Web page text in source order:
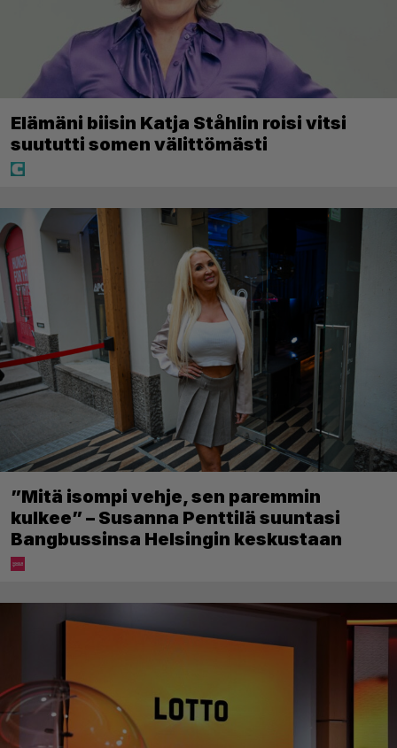
Elämäni biisin Katja Ståhlin roisi vitsi
suututti somen välittömästi
”Mitä isompi vehje, sen paremmin
kulkee” – Susanna Penttilä suuntasi
Bangbussinsa Helsingin keskustaan